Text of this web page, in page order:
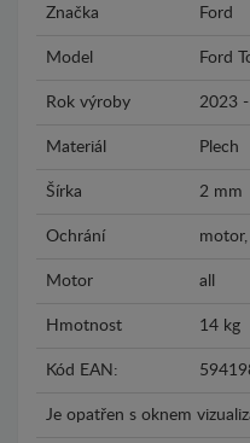
Značka Ford
Model Ford
Rok výroby 2023
Materiál Plech
Šírka 2 mm
Ochrání
Motor all
Hmotnost 14 kg
Kód EAN:
Je opatřen s oknem